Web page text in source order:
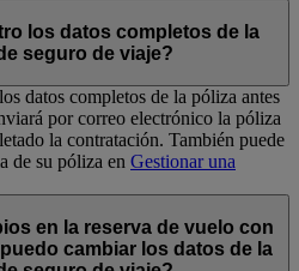
los datos completos de la
seguro de viaje?
datos completos de la póliza antes
por correo electrónico la póliza
la contratación. También puede
de su póliza en Gestionar una
en la reserva de vuelo con
cambiar los datos de la